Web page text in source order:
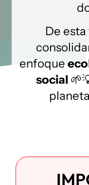
De
enfoque
social